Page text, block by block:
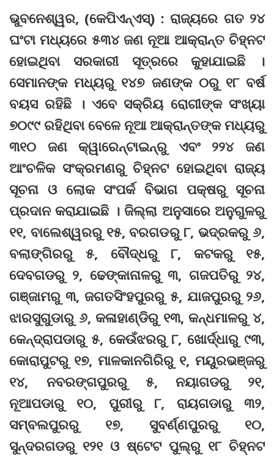
ଭୁବନେଶ୍ୱର, (କେପିଏନ୍‌ଏସ୍‌) : ରାଜ୍ୟରେ ଗତ ୨୪
ଘଂଟା ମଧ୍ୟରେ ୫୩୪ ଜଣ ନୂଆ ଆକ୍ରାନ୍ତ ଚିହ୍ନଟ
ହୋଇଥିବା ସରକାରୀ ସୂତ୍ରରେ କୁହାଯାଇଛି ।
ସେମାନଙ୍କ ମଧ୍ୟରୁ ୧୪୭ ଜଣଙ୍କ ୦ରୁ ୧୮ ବର୍ଷ
ବୟସ ରହିଛି । ଏବେ ସକ୍ରିୟ ରୋଗୀଙ୍କ ସଂଖ୍ୟା
୭୦୯୯ ରହିଥିବା ବେଳେ ନୂଆ ଆକ୍ରାନ୍ତଙ୍କ ମଧ୍ୟରୁ
୩୧୦ ଜଣ କ୍ୱାରେନ୍‌ଟାଇନ୍‌ରୁ ଏବଂ ୨୨୪ ଜଣ
ଆଂଚଳିକ ସଂକ୍ରମଣରୁ ଚିହ୍ନଟ ହୋଇଥିବା ରାଜ୍ୟ
ସୂଚନା ଓ ଲୋକ ସଂପର୍କ ବିଭାଗ ପକ୍ଷରୁ ସୂଚନା
ପ୍ରଦାନ କରାଯାଇଛି । ଜିଲ୍ଲା ଅନୁସାରେ ଅନୁଗୁଳରୁ
୧୧, ବାଲେଶ୍ୱରରୁ ୧୫, ବରଗଡରୁ ୮, ଭଦ୍ରକରୁ ୬,
ବଲାଙ୍ଗିରରୁ ୫, ବୌଦ୍ଧରୁ ୮, କଟକରୁ ୧୫,
ଦେବଗଡରୁ ୨, ଢେଙ୍କାନାଳରୁ ୩, ଗଜପତିରୁ ୨୪,
ଗଞ୍ଜାମରୁ ୩, ଜଗତସିଂହପୁରରୁ ୫, ଯାଜପୁରରୁ ୨୬,
ଝାରସୁଗୁଡାରୁ ୬, କଳାହାଣ୍ଡିରୁ ୧୩, କନ୍ଧମାଳରୁ ୪,
କେନ୍ଦ୍ରାପଡାରୁ ୫, କେଉଁଝରରୁ ୮, ଖୋର୍ଦ୍ଧାରୁ ୯୩,
କୋରାପୁଟରୁ ୧୭, ମାଳକାନଗିରିରୁ ୧, ମୟୁରଭଞ୍ଜରୁ
୧୪, ନବରଙ୍ଗପୁରରୁ ୫, ନୟାଗଡରୁ ୨୧,
ନୂଆପଡାରୁ ୧୦, ପୁରୀରୁ ୮, ରାୟଗଡାରୁ ୩୨,
ସମ୍ବଲପୁରରୁ ୧୭, ସୁବର୍ଣ୍ଣପୁରରୁ ୧୦,
ସୁନ୍ଦରଗଡରୁ ୧୨୧ ଓ ଷ୍ଟେଟ ପୁଲ୍‌ରୁ ୧୮ ଚିହ୍ନଟ